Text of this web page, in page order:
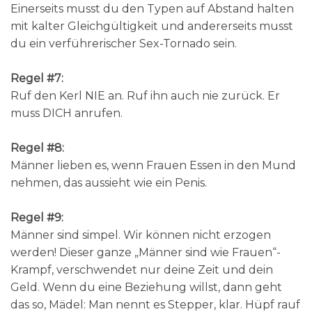
Einerseits musst du den Typen auf Abstand halten
mit kalter Gleichgültigkeit und andererseits musst
du ein verführerischer Sex-Tornado sein.
Regel #7:
Ruf den Kerl NIE an. Ruf ihn auch nie zurück. Er
muss DICH anrufen.
Regel #8:
Männer lieben es, wenn Frauen Essen in den Mund
nehmen, das aussieht wie ein Penis.
Regel #9:
Männer sind simpel. Wir können nicht erzogen
werden! Dieser ganze „Männer sind wie Frauen“-
Krampf, verschwendet nur deine Zeit und dein
Geld. Wenn du eine Beziehung willst, dann geht
das so, Mädel: Man nennt es Stepper, klar. Hüpf rauf